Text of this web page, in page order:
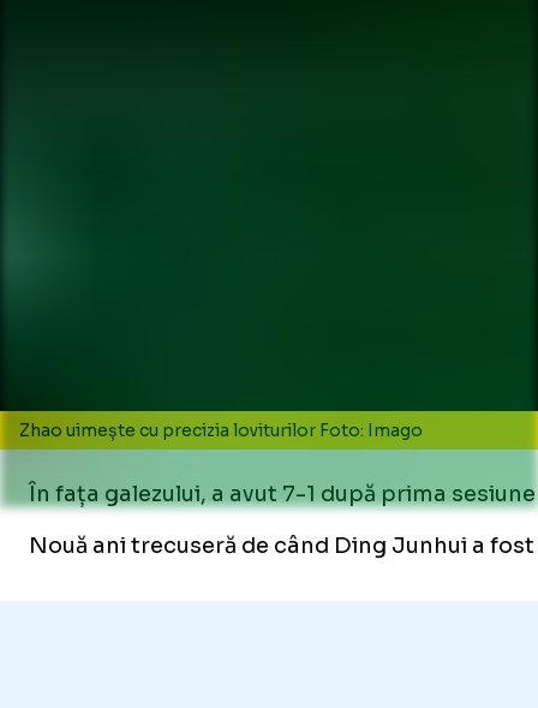
Zhao uimește cu precizia loviturilor Foto: Imago
În fața galezului, a avut 7-1 după prima
Nouă ani trecuseră de când Ding Junhui a